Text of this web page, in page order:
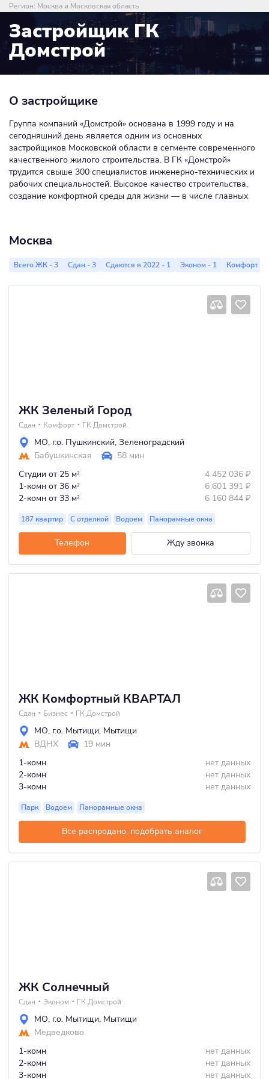
Регион: Москва и Московская область
Застройщик ГК
Домстрой
О застройщике
Группа компаний «Домстрой» основана в 1999 году и на
сегодняшний день является одним из основных
застройщиков Московской области в сегменте современного
качественного жилого строительства. В ГК «Домстрой»
трудится свыше 300 специалистов инженерно-технических и
рабочих специальностей. Высокое качество строительства,
создание комфортной среды для жизни — в числе главных
Москва
Всего ЖК - 3 Сдан - 3 Сдаются в 2022 - 1 Эконом - 1 Комфорт - 1
ЖК Зеленый Город
Сдан Комфорт ГК Домстрой
МО, г.о. Пушкинский, Зеленоградский
Бабушкинская
58 мин
Студии от 25 м2 4 452 036 ₽
1-комн от 36 м2 6 601 391 ₽
2-комн от 33 м2 6 160 844 ₽
187 квартир С отделкой Водоем Панорамные окна
Телефон Жду звонка
ЖК Комфортный КВАРТАЛ
Сдан Бизнес ГК Домстрой
МО, г.о. Мытищи, Мытищи
ВДНХ
19 мин
1-комн
нет данных
2-комн
нет данных
3-комн
нет данных
Парк Водоем Панорамные окна
Все распродано, подобрать аналог
ЖК Солнечный
Сдан Эконом ГК Домстрой
МО, г.о. Мытищи, Мытищи
Медведково
1-комн
нет данных
2-комн
нет данных
3-комн
нет данных